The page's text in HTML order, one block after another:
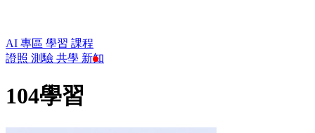
AI 專區 學習 課程
證照 測驗 共學 新知
104學習